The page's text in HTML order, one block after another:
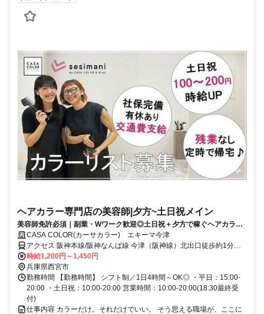
ヘアカラー専門店の美容師|夕方~土日祝メイン
美容師免許必須｜副業・Wワーク歓迎◎土日祝＋夕方で稼ぐヘアカラー
専門美容師◎
CASA COLOR(カーサカラー) エキーマ今津
アクセス 阪神本線/阪神なんば線 今津（阪神線）北出口徒歩約1分、
阪急今津線 今津（阪急線）南口徒歩約2分、阪神本線/阪神なんば線
久寿川北口徒歩約7分 今津駅(阪神電気鉄道)1分、今津駅(阪急電鉄)2
分、久寿川駅10分
時給1,200円～1,450円
兵庫県西宮市
勤務時間 【勤務時間】 シフト制／1日4時間～OK◎ ・平日：15:00-
20:00 ・土日祝：10:00-20:00 営業時間：10:00-20:00(18:30最終受
付)
仕事内容 カラーだけ。それだけでいい。 そう思える職場が、ここに